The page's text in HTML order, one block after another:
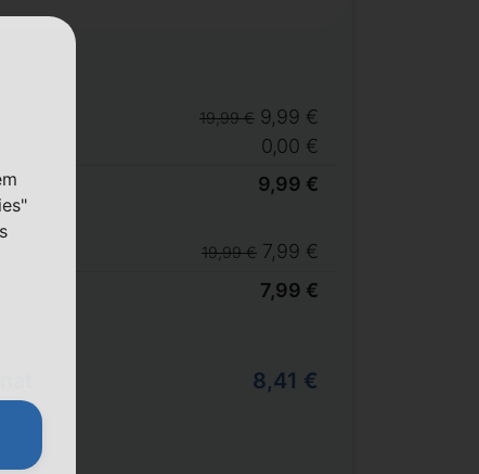
19,99 € 9,99 €
0,00 €
9,99 €
19,99 € 7,99 €
7,99 €
8,41 €